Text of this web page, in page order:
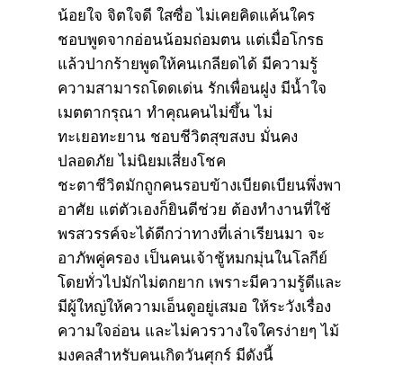
น้อยใจ จิตใจดี ใสซื่อ ไม่เคยคิดแค้นใคร
ชอบพูดจากอ่อนน้อมถ่อมตน แต่เมื่อโกรธ
แล้วปากร้ายพูดให้คนเกลียดได้ มีความรู้
ความสามารถโดดเด่น รักเพื่อนฝูง มีน้ำใจ
เมตตากรุณา ทำคุณคนไม่ขึ้น ไม่
ทะเยอทะยาน ชอบชีวิตสุขสงบ มั่นคง
ปลอดภัย ไม่นิยมเสี่ยงโชค
ชะตาชีวิตมักถูกคนรอบข้างเบียดเบียนพึ่งพา
อาศัย แต่ตัวเองก็ยินดีช่วย ต้องทำงานที่ใช้
พรสวรรค์จะได้ดีกว่าทางที่เล่าเรียนมา จะ
อาภัพคู่ครอง เป็นคนเจ้าชู้หมกมุ่นในโลกีย์
โดยทั่วไปมักไม่ตกยาก เพราะมีความรู้ดีและ
มีผู้ใหญ่ให้ความเอ็นดูอยู่เสมอ ให้ระวังเรื่อง
ความใจอ่อน และไม่ควรวางใจใครง่ายๆ ไม้
มงคลสำหรับคนเกิดวันศุกร์ มีดังนี้